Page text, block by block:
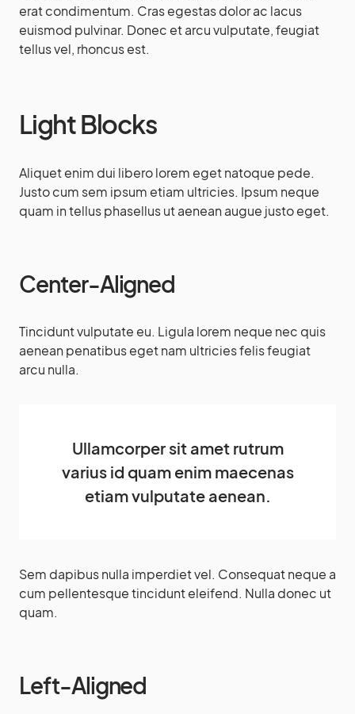
erat condimentum. Cras egestas dolor ac lacus
euismod pulvinar. Donec et arcu vulputate, feugiat
tellus vel, rhoncus est.
Light Blocks
Aliquet enim dui libero lorem eget natoque pede.
Justo cum sem ipsum etiam ultricies. Ipsum neque
quam in tellus phasellus ut aenean augue justo eget.
Center-Aligned
Tincidunt vulputate eu. Ligula lorem neque nec quis
aenean penatibus eget nam ultricies felis feugiat
arcu nulla.
Ullamcorper sit amet rutrum
varius id quam enim maecenas
etiam vulputate aenean.
Sem dapibus nulla imperdiet vel. Consequat neque a
cum pellentesque tincidunt eleifend. Nulla donec ut
quam.
Left-Aligned